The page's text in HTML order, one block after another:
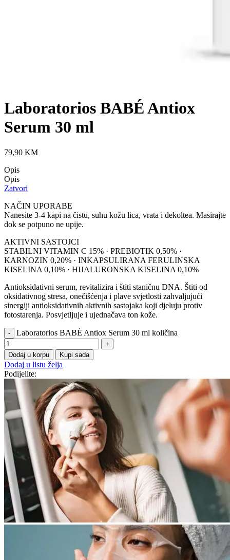
Laboratorios BABÉ Antiox
Serum 30 ml
79,90 KM
Opis
Opis
Zatvori
NAČIN UPORABE
Nanesite 3-4 kapi na čistu, suhu kožu lica, vrata i dekoltea. Masirajte
dok se potpuno ne upije.
AKTIVNI SASTOJCI
STABILNI VITAMIN C 15% · PREBIOTIK 0,50% ·
KARNOZIN 0,20% · INKAPSULIRANA FERULINSKA
KISELINA 0,10% · HIJALURONSKA KISELINA 0,10%
Antioksidativni serum, revitalizira i štiti staničnu DNA. Štiti od
oksidativnog stresa, onečišćenja i plave svjetlosti zahvaljujući
sinergiji antioksidativnih aktivnih sastojaka koji djeluju protiv
fotostarenja. Posvjetljuje i ujednačava ton kože.
Laboratorios BABÉ Antiox Serum 30 ml količina
Dodaj u korpu Kupi sada
Dodaj u listu želja
Podijelite: